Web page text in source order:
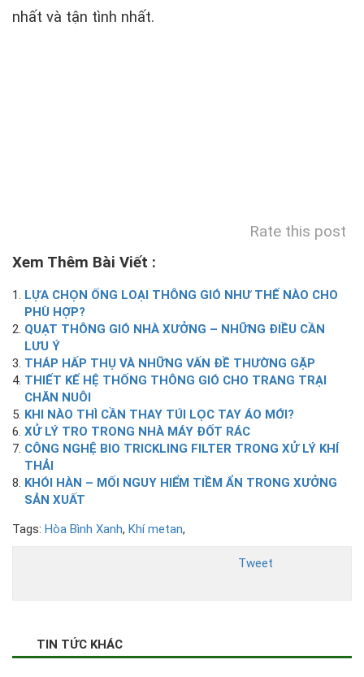
nhất và tận tình nhất.
Rate this post
Xem Thêm Bài Viết :
LỰA CHỌN ỐNG LOẠI THÔNG GIÓ NHƯ THẾ NÀO CHO
PHÙ HỢP?
QUẠT THÔNG GIÓ NHÀ XƯỞNG – NHỮNG ĐIỀU CẦN
LƯU Ý
THÁP HẤP THỤ VÀ NHỮNG VẤN ĐỀ THƯỜNG GẶP
THIẾT KẾ HỆ THỐNG THÔNG GIÓ CHO TRANG TRẠI
CHĂN NUÔI
KHI NÀO THÌ CẦN THAY TÚI LỌC TAY ÁO MỚI?
XỬ LÝ TRO TRONG NHÀ MÁY ĐỐT RÁC
CÔNG NGHỆ BIO TRICKLING FILTER TRONG XỬ LÝ KHÍ
THẢI
KHÓI HÀN – MỐI NGUY HIỂM TIỀM ẨN TRONG XƯỞNG
SẢN XUẤT
Tags: Hòa Bình Xanh, Khí metan,
Tweet
TIN TỨC KHÁC